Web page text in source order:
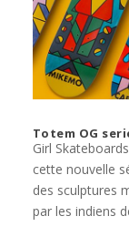
Totem OG
Girl
cette nouvelle
des sculptures
par les indiens